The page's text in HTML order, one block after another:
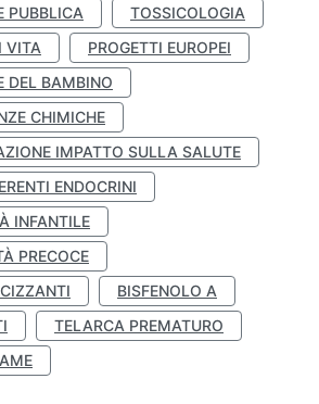
PUBBLICA
TOSSICOLOGIA
VITA
PROGETTI EUROPEI
DEL BAMBINO
CHIMICHE
IMPATTO SULLA SALUTE
ENDOCRINI
INFANTILE
PRECOCE
BISFENOLO A
TELARCA PREMATURO